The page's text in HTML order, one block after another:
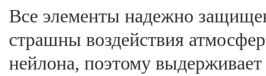
Все элементы надежно
страшны воздействия
нейлона, поэтому